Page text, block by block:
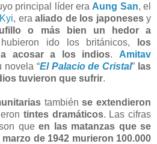
principal líder era Aung San, el
, eraaliado de los japonesesy
o más bien un hedor a
ido los británicos,
los
a acosar a los indios. Amitav
novela “El Palacio de Cristal” las
tuvieron que sufrir.
tambiénse extendieron
tintes dramáticos. Las cifras
que en las matanzas que se
de 1942 murieron 100.000